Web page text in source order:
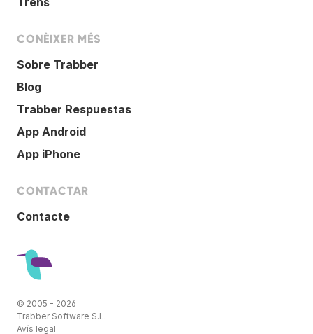
CONÈIXER MÉS
Sobre Trabber
Blog
Trabber Respuestas
App Android
App iPhone
CONTACTAR
Contacte
© 2005 - 2026
Trabber Software S.L.
Avís legal